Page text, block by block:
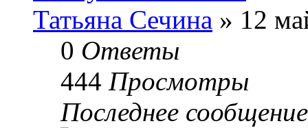
Татьяна Сечина » 12
0 Ответы
444 Просмотры
Последнее